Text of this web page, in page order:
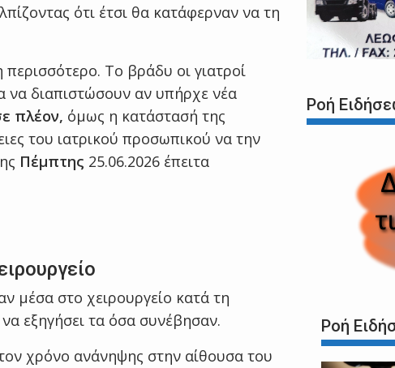
ότι έτσι θα κατάφερναν να τη
Το βράδυ οι γιατροί
να διαπιστώσουν αν υπήρχε νέα
πλέον, όμως η κατάστασή της
του ιατρικού προσωπικού να την
Πέμπτης 25.06.2026 έπειτα
μέσα στο χειρουργείο κατά τη
εξηγήσει τα όσα συνέβησαν.
χρόνο ανάνηψης στην αίθουσα του
Ροή
Ροή